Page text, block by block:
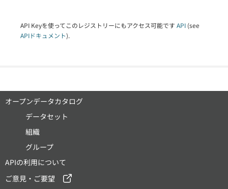
API Keyを使ってこのレジストリーにもアクセス可能です API (see
APIドキュメント).
オープンデータカタログ
データセット
組織
グループ
APIの利用について
ご意見・ご要望